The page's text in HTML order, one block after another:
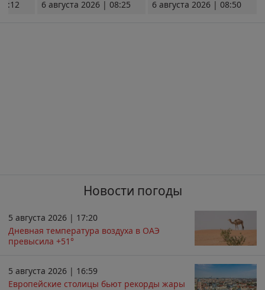
6 августа 2026 | 08:25
6 августа 2026 | 08:50
Новости погоды
5 августа 2026 | 17:20
Дневная температура воздуха в ОАЭ
превысила +51°
5 августа 2026 | 16:59
Европейские столицы бьют рекорды жары